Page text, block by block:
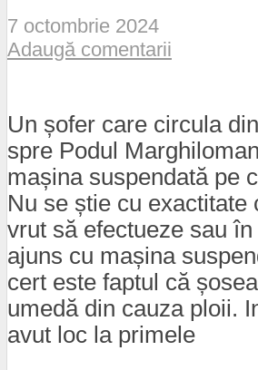
7 octombrie 2024
Adaugă comentarii
Un șofer care circula
spre Podul
mașina suspendată pe
Nu se știe cu exactitate
vrut să efectueze sau
ajuns cu mașina
cert este faptul că
umedă din cauza ploii.
avut loc la primele